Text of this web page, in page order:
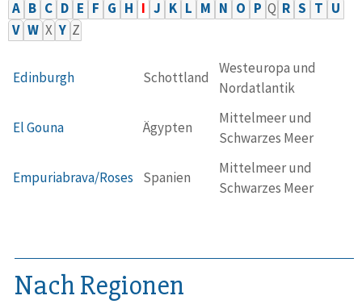
A B C D E F G H I J K L M N O P Q R S T U
V W X Y Z
Edinburgh Schottland
Westeuropa und
Nordatlantik
El Gouna Ägypten
Mittelmeer und
Schwarzes Meer
Empuriabrava/Roses Spanien
Mittelmeer und
Schwarzes Meer
Nach Regionen